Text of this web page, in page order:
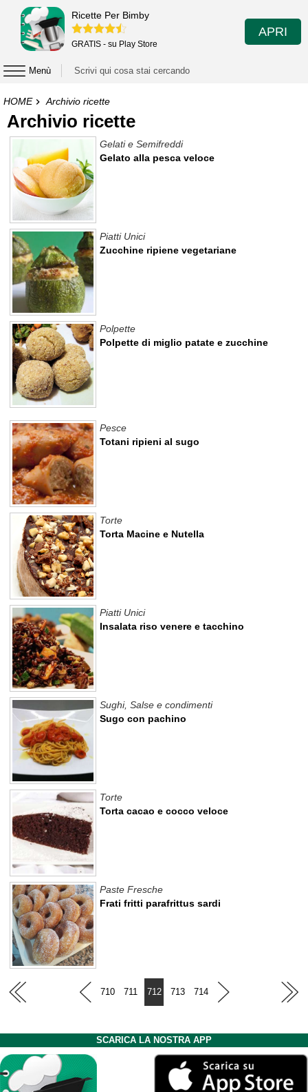
Ricette Per Bimby
GRATIS - su Play Store
APRI
Menù
HOME Archivio ricette
Archivio ricette
Gelato alla pesca veloce
Gelati e Semifreddi
Zucchine ripiene vegetariane
Piatti Unici
Polpette di miglio patate e zucchine
Polpette
Totani ripieni al sugo
Pesce
Torta Macine e Nutella
Torte
Insalata riso venere e tacchino
Piatti Unici
Sugo con pachino
Sughi, Salse e condimenti
Torta cacao e cocco veloce
Torte
Frati fritti parafrittus sardi
Paste Fresche
710 711 712 713 714
SCARICA LA NOSTRA APP